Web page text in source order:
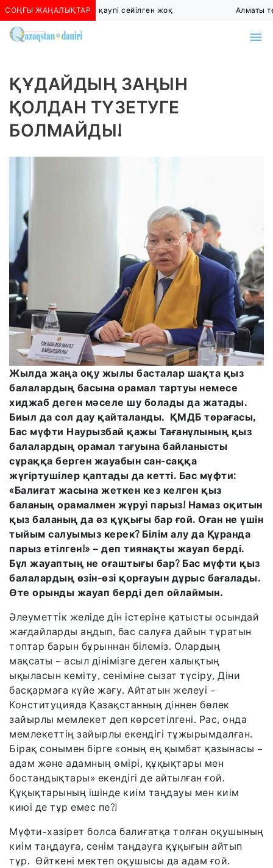
СОҢҒЫ ЖАҢАЛЫҚТАР
Алматыда көшкін қаупі сейілген жоқ Алматы
ҚҰДАЙДЫҢ ЗАҢЫН
ҚОЛДАН ТҮЗЕТУГЕ
БОЛМАЙДЫ!
Жылда жаңа оқу жылы басталар шақта қыз
балалардың басына орамал тартуы немесе
хиджаб деген мәселе шу болады да жатады.
Биыл да сол дау қайталанды. ҚМДБ төрағасы,
Бас мүфти Наурызбай қажы Тағанұлының қыз
балалардың орамал тағуына байланысты
сұраққа берген жауабын сан-саққа
жүгіртушілер қаптады да кетті. Бас мүфти:
«Балиғат жасына жеткен кез келген қыз
баланың орамалмен жүруі парыз! Намаз оқитын
қыз баланың да өз құқығы бар ғой. Оған не үшін
тыйым салуымыз керек? Білім алу да Құранда
парыз етілген!» – деп тиянақты жауап берді.
Бұл жауаптың не оғаштығы бар? Бас мүфти қыз
балалардың өзін-өзі қорғауын дұрыс бағалады.
Өте орынды жауап берді деп ойлаймын.
Әлеуметтік желіде дін істеріне қатысты осындай
жағдайларды аңдып, бас салуға дайын тұратын
топтар барын бұрыннан білеміз. Олардың
мақсаты – асыл дінімізге деген халықтың
ықыласын кеміту, сеніміне сызат түсіру, Діни
басқармаға күйе жағу. Айтатын желеуі –
Конституцияда Қазақстанның діннен бөлек
зайырлы мемлекет деп көрсетілгені. Рас, онда
мемлекеттің зайырлы екендігі тұжырымдалған.
Бірақ сонымен бірге «оның ең қымбат қазынасы –
адам және адамның өмірі, құқықтары мен
бостандықтары» екендігі де айтылған ғой.
Құқықтарының ішінде киім таңдауы мен киім
киюі де тұр емес пе?!
Мүфти-хазірет болса балиғатқа толған оқушының
киім таңдауға, сенім таңдауға құқығын айтып
тұр. Өйткені мектеп оқушысы да адам ғой.